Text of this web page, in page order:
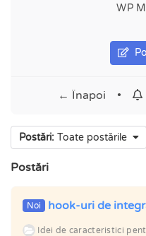
WP
← Înapoi •
Postări: Toate postările
Postări
Noi hook-uri de integrare
Idei de caracteristici